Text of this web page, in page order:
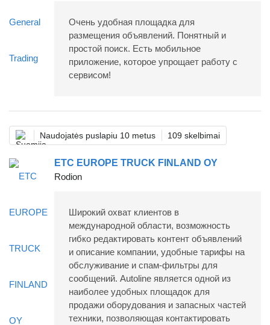
Очень удобная площадка для
размещения объявлений. Понятный и
простой поиск. Есть мобильное
приложение, которое упрощает работу с
сервисом!
Naudojatės puslapiu 10 metus 109 skelbimai
ETC EUROPE TRUCK FINLAND OY
Rodion
Широкий охват клиентов в
международной области, возможность
гибко редактировать контент объявлений
и описание компании, удобные тарифы на
обслуживание и спам-фильтры для
сообщений. Autoline является одной из
наиболее удобных площадок для
продажи оборудования и запасных частей
техники, позволяющая контактировать